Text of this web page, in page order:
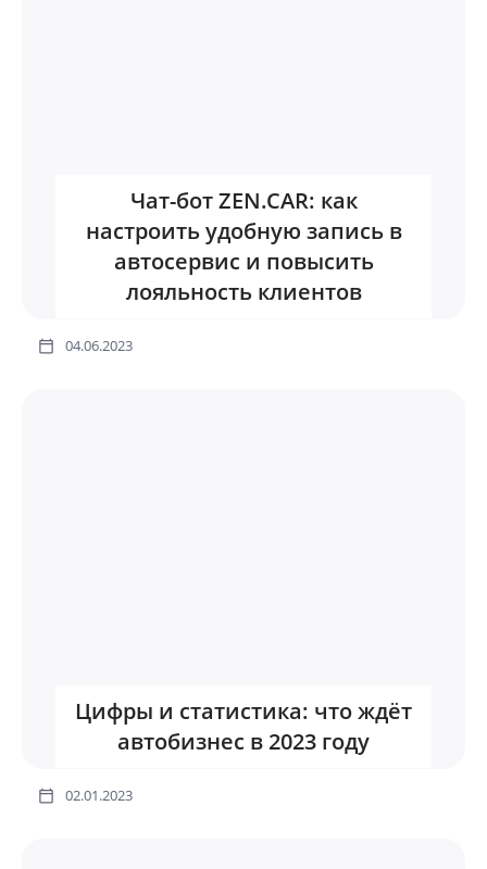
Чат-бот ZEN.CAR: как
настроить удобную запись в
автосервис и повысить
лояльность клиентов
04.06.2023
Цифры и статистика: что ждёт
автобизнес в 2023 году
02.01.2023